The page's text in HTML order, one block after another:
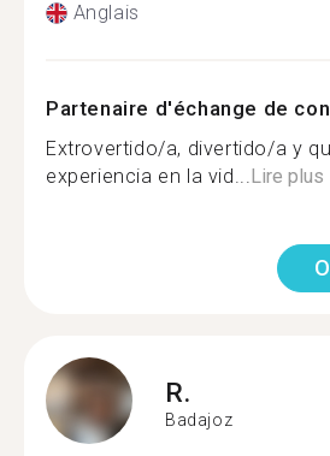
Anglais
Partenaire d'échange de
Extrovertido/a, divertido/a y
experiencia en la vid...Lire plus
R.
Badajoz